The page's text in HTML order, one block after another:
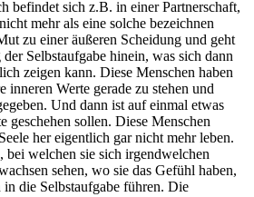
befindet sich z.B. in einer Partnerschaft,
mehr als eine solche bezeichnen
zu einer äußeren Scheidung und geht
Selbstaufgabe hinein, was sich dann
zeigen kann. Diese Menschen haben
inneren Werte gerade zu stehen und
Und dann ist auf einmal etwas
geschehen sollen. Diese Menschen
her eigentlich gar nicht mehr leben.
welchen sie sich irgendwelchen
sehen, wo sie das Gefühl haben,
in die Selbstaufgabe führen. Die